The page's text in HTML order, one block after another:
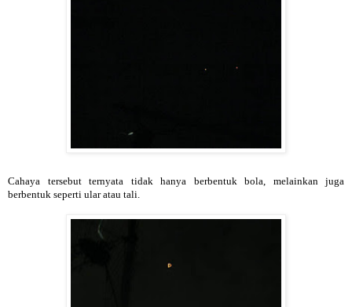
Cahaya tersebut ternyata tidak hanya berbentuk bola, melainkan juga
berbentuk seperti ular atau tali.